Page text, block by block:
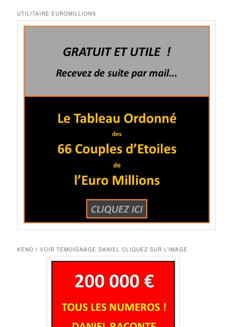
UTILITAIRE EUROMILLIONS
KENO ! VOIR TEMOIGNAGE DANIEL CLIQUEZ SUR L’IMAGE